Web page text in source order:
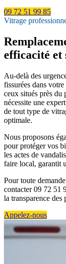
09 72 51 99 85
Vitrage
efficacité et
Au-delà des
fissurées dans
ceux situés près du
nécessite une
de tout type de
optimale.
Nous proposons
pour protéger vos
les actes de
faire local, garantit
Pour toute
contacter 09 72 51
la transparence des
Appelez-nous